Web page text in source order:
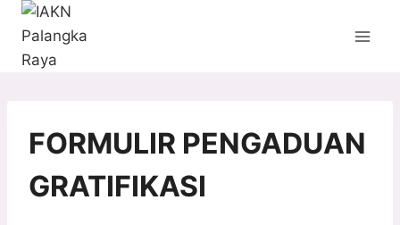
Skip
content
FORMULIR PENGADUAN
GRATIFIKASI